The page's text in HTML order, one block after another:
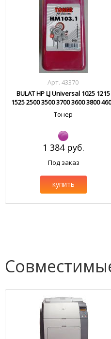
Арт. 43370
BULAT HP LJ Universal 1025 1215
1525 2500 3500 3700 3600 3800
4700 5500 HM103.1
Тонер
1 384 руб.
Под заказ
купить